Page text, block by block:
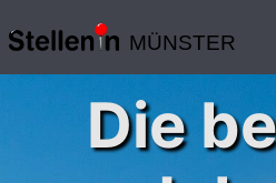
MÜNSTER
Die